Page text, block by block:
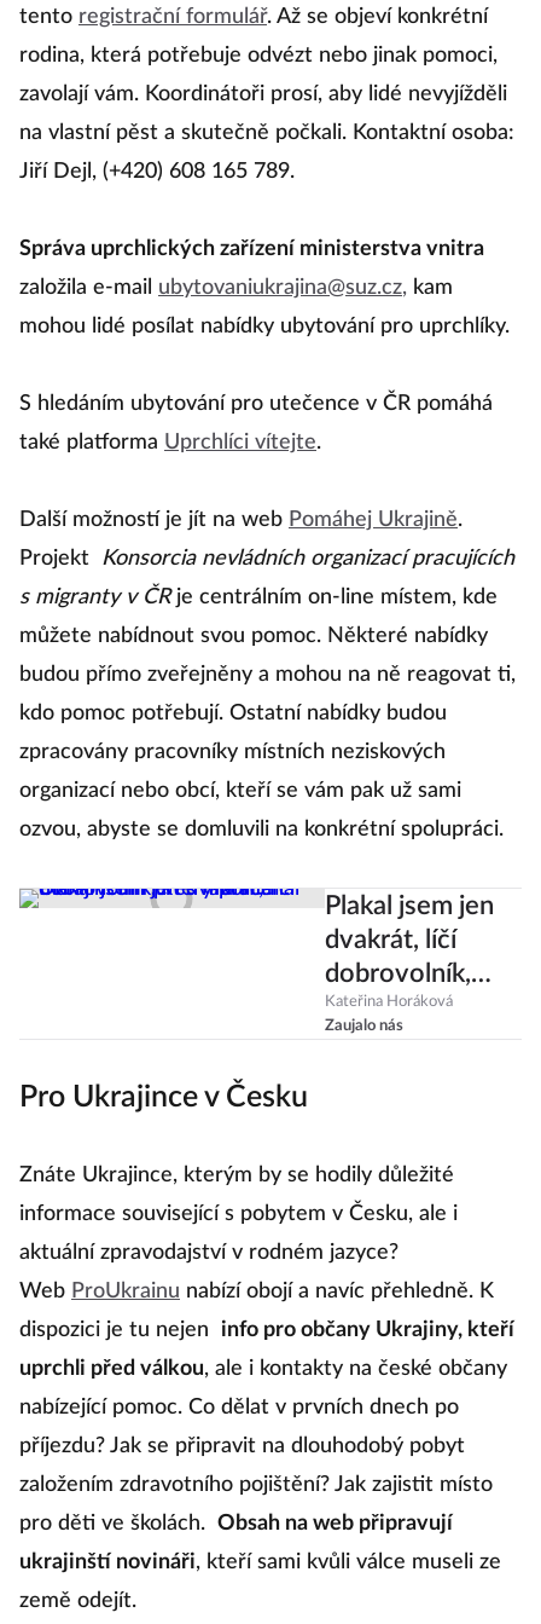
tento registrační formulář. Až se objeví konkrétní
rodina, která potřebuje odvézt nebo jinak pomoci,
zavolají vám. Koordinátoři prosí, aby lidé nevyjížděli
na vlastní pěst a skutečně počkali. Kontaktní osoba:
Jiří Dejl, (+420) 608 165 789.
Správa uprchlických zařízení ministerstva vnitra
založila e-mail ubytovaniukrajina@suz.cz, kam
mohou lidé posílat nabídky ubytování pro uprchlíky.
S hledáním ubytování pro utečence v ČR pomáhá
také platforma Uprchlíci vítejte.
Další možností je jít na web Pomáhej Ukrajině.
Projekt
Konsorcia nevládních organizací pracujících
s migranty v ČRje centrálním on-line místem, kde
můžete nabídnout svou pomoc. Některé nabídky
budou přímo zveřejněny a mohou na ně reagovat ti,
kdo pomoc potřebují. Ostatní nabídky budou
zpracovány pracovníky místních neziskových
organizací nebo obcí, kteří se vám pak už sami
ozvou, abyste se domluvili na konkrétní spolupráci.
Plakal jsem jen
dvakrát, líčí
dobrovolník,
který pomáhal
Ukrajincům přes
Kateřina Horáková
Zaujalo nás
Pro Ukrajince v Česku
Znáte Ukrajince, kterým by se hodily důležité
informace související s pobytem v Česku, ale i
aktuální zpravodajství v rodném jazyce?
Web ProUkrainu nabízí obojí a navíc přehledně. K
dispozici je tu nejen
info pro občany Ukrajiny, kteří
uprchli před válkou, ale i kontakty na české občany
nabízející pomoc. Co dělat v prvních dnech po
příjezdu? Jak se připravit na dlouhodobý pobyt
založením zdravotního pojištění? Jak zajistit místo
pro děti ve školách. Obsah na web připravují
ukrajinští novináři, kteří sami kvůli válce museli ze
země odejít.